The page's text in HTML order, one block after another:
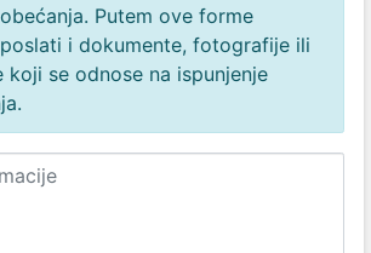
Putem ove forme
i dokumente, fotografije ili
koji se odnose na ispunjenje